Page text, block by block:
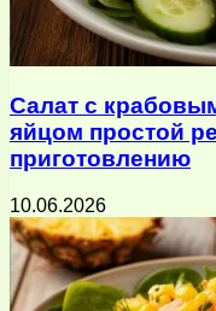
Салат с
яйцом простой
приготовлению
10.06.2026